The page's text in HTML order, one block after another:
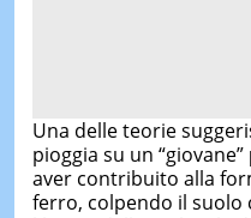
Una delle teorie
pioggia su un “giovane”
aver contribuito alla
ferro, colpendo il suolo